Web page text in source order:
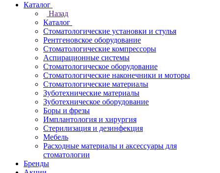
Каталог
Назад
Каталог
Стоматологические установки и стулья
Рентгеновское оборудование
Стоматологические компрессоры
Аспирационные системы
Стоматологическое оборудование
Стоматологические наконечники и моторы
Стоматологические материалы
Зуботехнические материалы
Зуботехническое оборудование
Боры и фрезы
Имплантология и хирургия
Стерилизация и дезинфекция
Мебель
Расходные материалы и аксессуары для
стоматологии
Бренды